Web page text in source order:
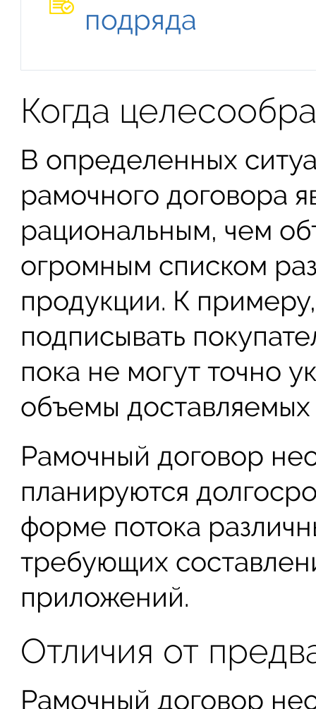
подряда
Когда
В определенных
рамочного договора
рациональным, чем
огромным списком
продукции. К
подписывать
пока не могут точно
объемы доставляемых
Рамочный договор
планируются
форме потока
требующих
приложений.
Отличия от
Рамочный договор